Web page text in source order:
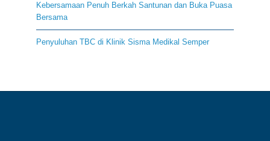
Kebersamaan Penuh Berkah Santunan dan Buka Puasa
Bersama
Penyuluhan TBC di Klinik Sisma Medikal Semper